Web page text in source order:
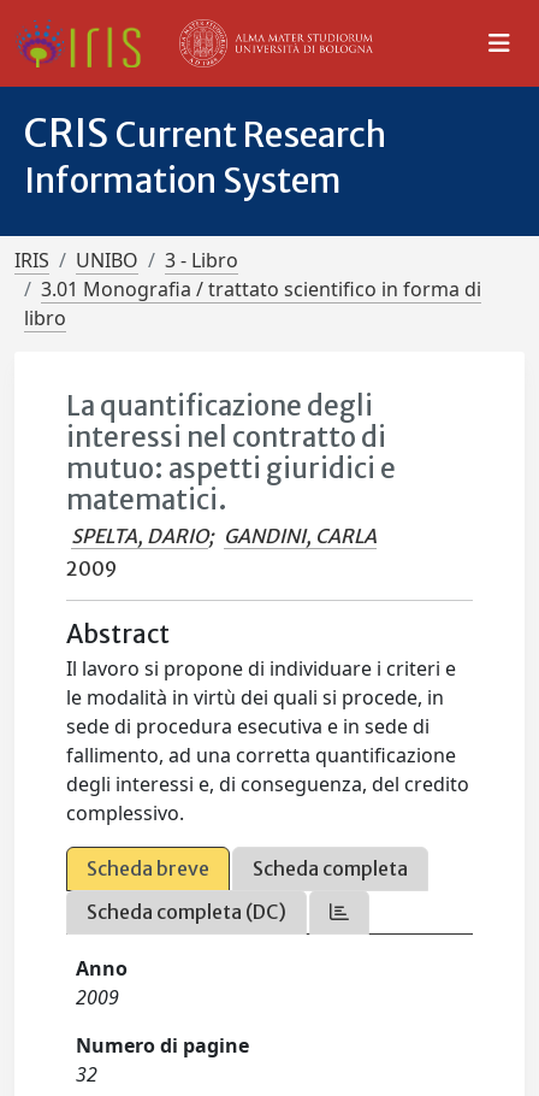
CRIS Current Research
Information System
IRIS UNIBO
3 - Libro
3.01 Monografia / trattato scientifico in forma di
libro
La quantificazione degli
interessi nel contratto di
mutuo: aspetti giuridici e
matematici.
SPELTA, DARIO; GANDINI, CARLA
2009
Abstract
Il lavoro si propone di individuare i criteri e
le modalità in virtù dei quali si procede, in
sede di procedura esecutiva e in sede di
fallimento, ad una corretta quantificazione
degli interessi e, di conseguenza, del credito
complessivo.
Scheda breve
Scheda completa
Scheda completa (DC)
Anno
2009
Numero di pagine
32